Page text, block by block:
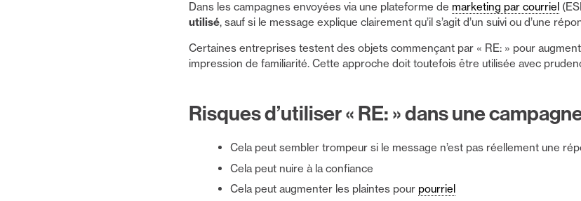
Dans les campagnes envoyées via une plateforme de marketing par courriel
utilisé, sauf si le message explique clairement qu’il s’agit d’un suivi ou d’une
Certaines entreprises testent des objets commençant par « RE: » pour
impression de familiarité. Cette approche doit toutefois être utilisée avec
Risques d’utiliser « RE: » dans une
Cela peut sembler trompeur si le message n’est pas réellement une
Cela peut nuire à la confiance
Cela peut augmenter les plaintes pour pourriel